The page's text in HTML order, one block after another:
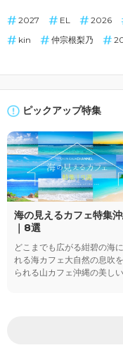
2027 EL 2026
kin
仲宗根梨乃
ピックアップ特集
海の見えるカフェ特集
｜8選
どこまでも広がる紺碧の海
れる海カフェ大自然の息吹
られる山カフェ沖縄の美しい